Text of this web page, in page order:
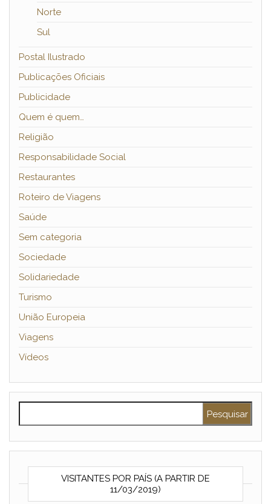
Norte
Sul
Postal Ilustrado
Publicações Oficiais
Publicidade
Quem é quem…
Religião
Responsabilidade Social
Restaurantes
Roteiro de Viagens
Saúde
Sem categoria
Sociedade
Solidariedade
Turismo
União Europeia
Viagens
Vídeos
VISITANTES POR PAÍS (A PARTIR DE
11/03/2019)